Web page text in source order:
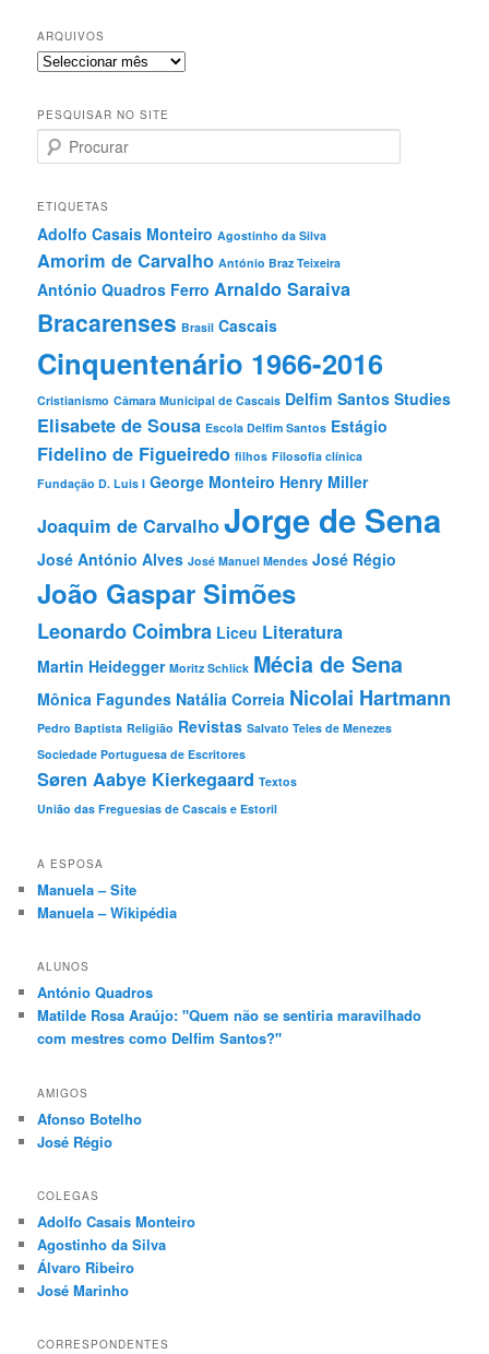
ARQUIVOS
Arquivos
PESQUISAR NO SITE
r
c
r
a
r
ETIQUETAS
Adolfo Casais Monteiro Agostinho da Silva
Amorim de Carvalho António Braz Teixeira
António Quadros Ferro Arnaldo Saraiva
Bracarenses Brasil Cascais
Cinquentenário 1966-2016
Cristianismo Câmara Municipal de Cascais Delfim Santos Studies
Elisabete de Sousa Escola Delfim Santos Estágio
Fidelino de Figueiredo filhos Filosofia clínica
Fundação D. Luis I George Monteiro Henry Miller
Joaquim de CarvalhoJorge de Sena
José António Alves José Manuel Mendes José Régio
João Gaspar Simões
Leonardo Coimbra Liceu Literatura
Martin Heidegger Moritz Schlick Mécia de Sena
Mônica Fagundes Natália Correia Nicolai Hartmann
Pedro Baptista Religião Revistas Salvato Teles de Menezes
Sociedade Portuguesa de Escritores
Søren Aabye Kierkegaard Textos
União das Freguesias de Cascais e Estoril
A ESPOSA
Manuela – Site
Manuela – Wikipédia
ALUNOS
António Quadros
Matilde Rosa Araújo: "Quem não se sentiria maravilhado
com mestres como Delfim Santos?"
AMIGOS
Afonso Botelho
José Régio
COLEGAS
Adolfo Casais Monteiro
Agostinho da Silva
Álvaro Ribeiro
José Marinho
CORRESPONDENTES